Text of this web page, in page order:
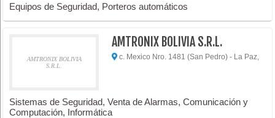
Equipos de Seguridad, Porteros automáticos
AMTRONIX BOLIVIA
S.R.L.
AMTRONIX BOLIVIA S.R.L.
c. Mexico Nro. 1481 (San Pedro) - La Paz,
Sistemas de Seguridad, Venta de Alarmas, Comunicación y
Computación, Informática